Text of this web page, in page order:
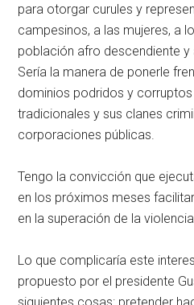
para otorgar curules y
campesinos, a las mujeres, a
población afro descendiente y
Sería la manera de ponerle
dominios podridos y
tradicionales y sus clanes
corporaciones públicas.
Tengo la convicción que
en los próximos meses
en la superación de la
Lo que complicaría este
propuesto por el presidente
siguientes cosas: pretender